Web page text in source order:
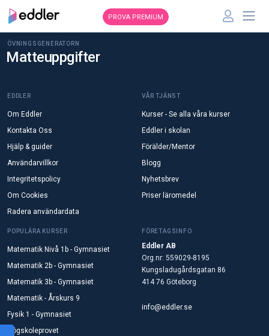
PROVA PREMIUM
ÖVNINGSGENERATORN
Matteuppgifter
EDDLER
Om Eddler
Kontakta Oss
Hjälp & guider
Användarvillkor
Integritetspolicy
Om Cookies
Radera användardata
VÅR TJÄNST
Kurser - Se alla våra kurser
Eddler i skolan
Förälder/Mentor
Blogg
Nyhetsbrev
Priser läromedel
POPULÄRA KURSER
Matematik Nivå 1b - Gymnasiet
Matematik 2b - Gymnasiet
Matematik 3b - Gymnasiet
Matematik - Årskurs 9
Fysik 1 - Gymnasiet
Högskoleprovet
FÖRETAGSINFO
Eddler AB
Org.nr: 559029-8195
Kungsladugårdsgatan 86
414 76 Göteborg
info@eddler.se